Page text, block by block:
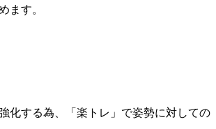
ます。
化する為、「楽トレ」で姿勢に対しての